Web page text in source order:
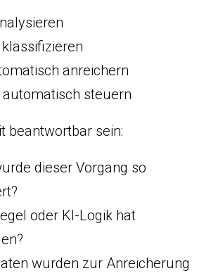
anreichern
automatisch steuern
beantwortbar sein:
dieser Vorgang so
oder KI-Logik hat
wurden zur Anreicherung